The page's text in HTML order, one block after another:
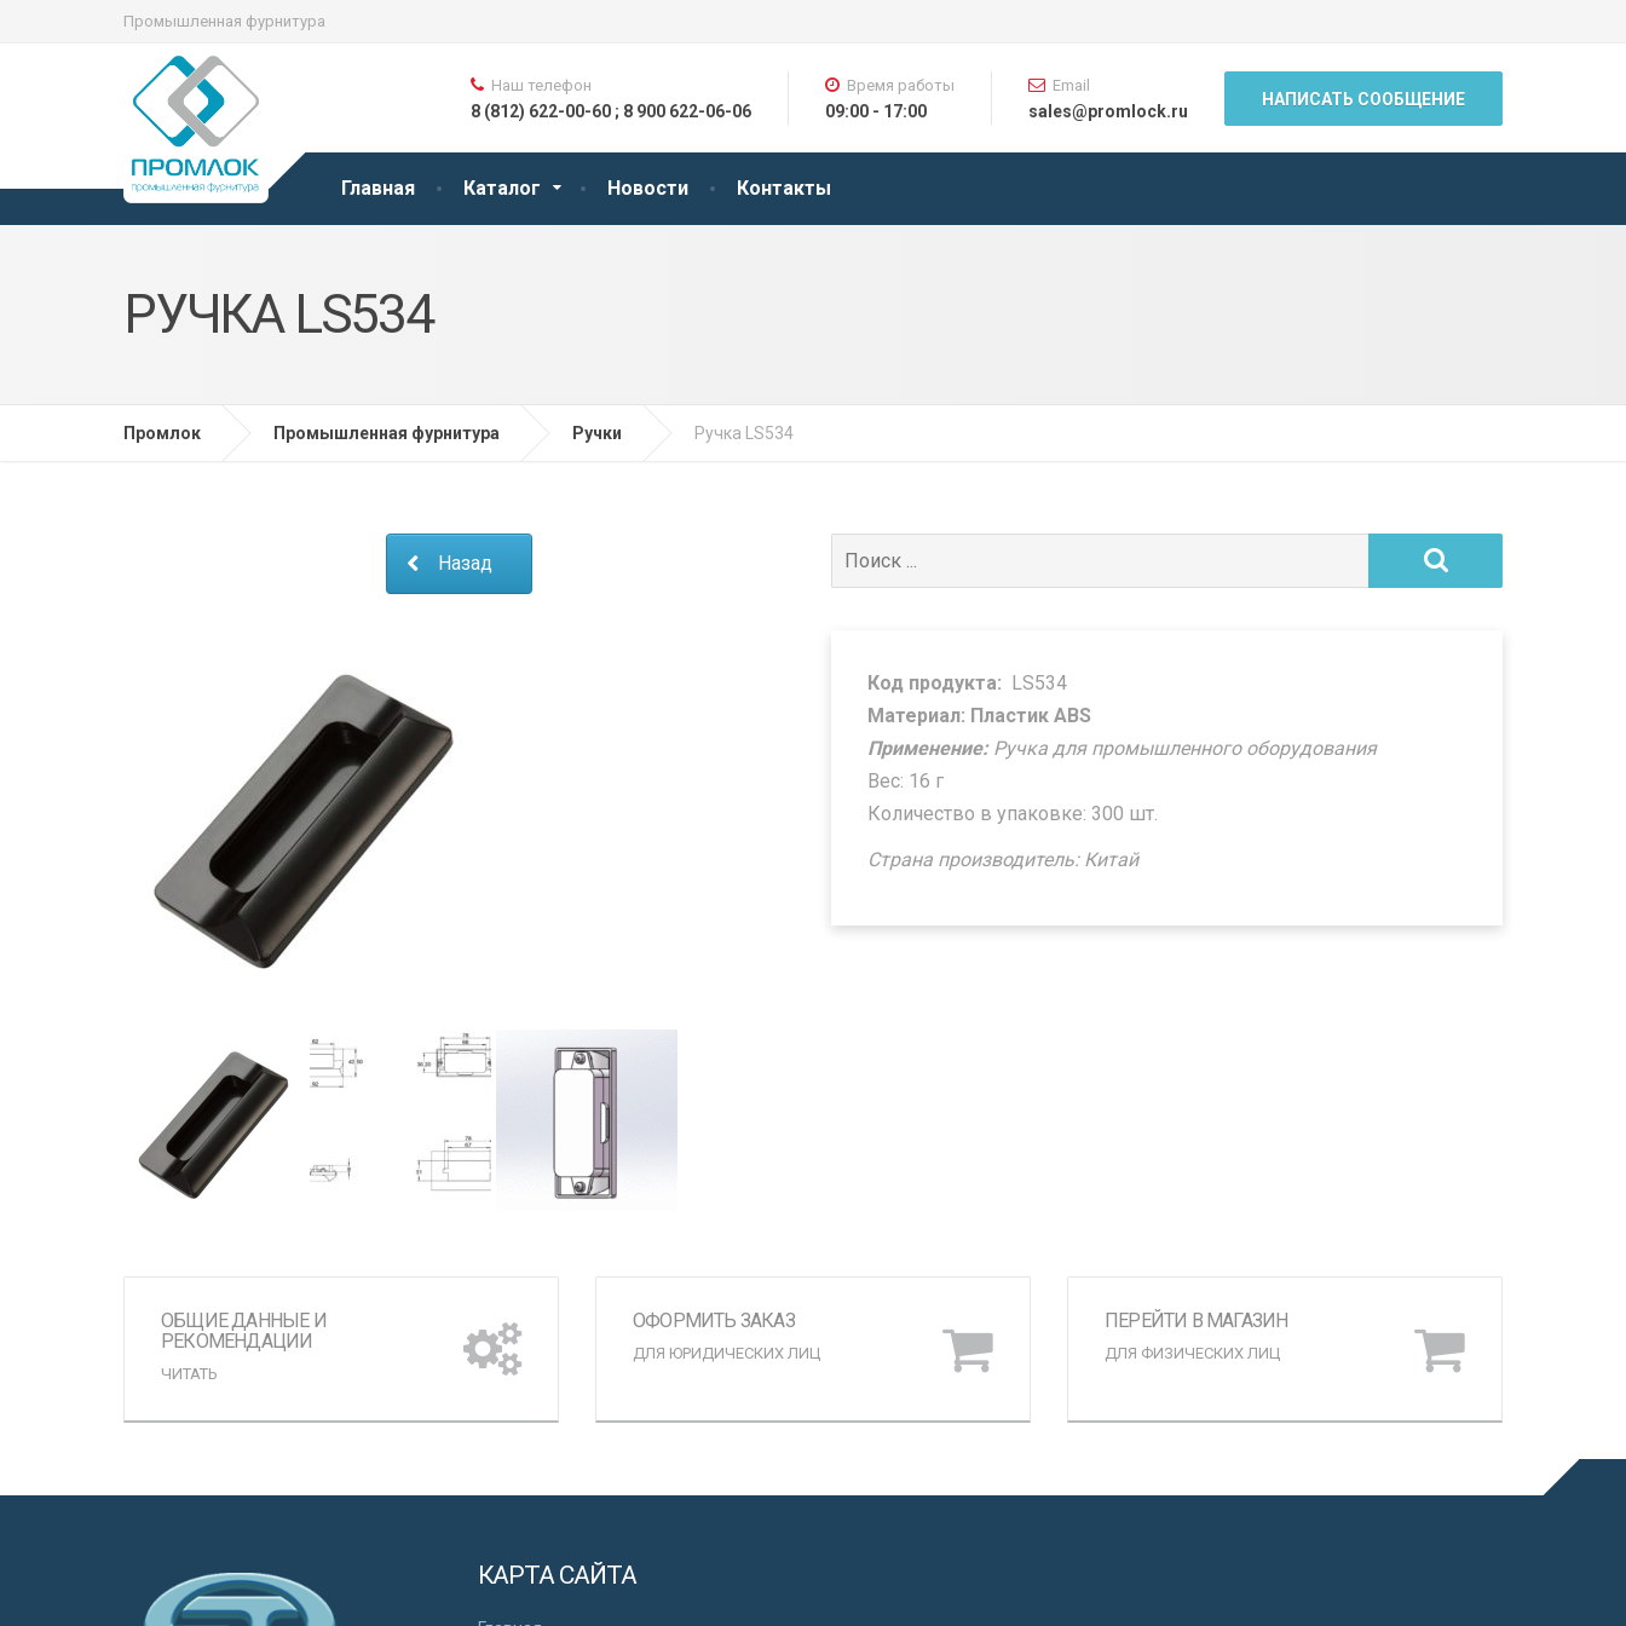
Промышленная фурнитура
Главная Каталог Новости Контакты
Наш телефон
8 (812) 622-00-60 ; 8 900 622-06-06
Время работы
09:00 - 17:00
Email
sales@promlock.ru
НАПИСАТЬ СООБЩЕНИЕ
РУЧКА LS534
Промлок Промышленная фурнитура Ручки Ручка LS534
Назад
Поиск
для:
Код продукта: LS534
Материал: Пластик ABS
Применение: Ручка для промышленного оборудования
Вес: 16 г
Количество в упаковке: 300 шт.
Страна производитель: Китай
ОБЩИЕ ДАННЫЕ И
РЕКОМЕНДАЦИИ
ЧИТАТЬ
ОФОРМИТЬ ЗАКАЗ
ДЛЯ ЮРИДИЧЕСКИХ ЛИЦ
ПЕРЕЙТИ В МАГАЗИН
ДЛЯ ФИЗИЧЕСКИХ ЛИЦ
КАРТА САЙТА